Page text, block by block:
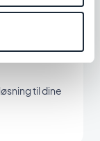
til dine